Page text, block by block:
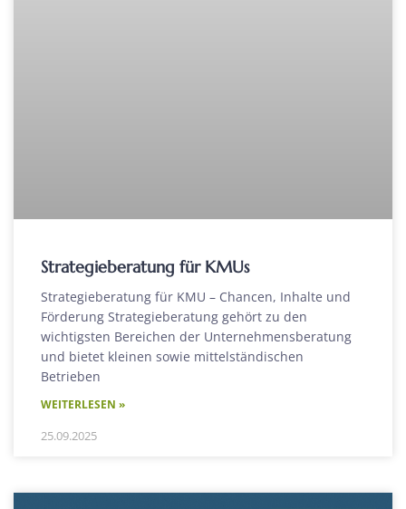
Strategieberatung für KMUs
Strategieberatung für KMU – Chancen, Inhalte und
Förderung Strategieberatung gehört zu den
wichtigsten Bereichen der Unternehmensberatung
und bietet kleinen sowie mittelständischen
Betrieben
WEITERLESEN »
25.09.2025